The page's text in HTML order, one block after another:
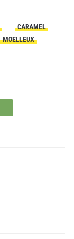
CARAMEL
MOELLEUX